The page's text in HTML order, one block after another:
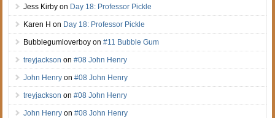
Jess Kirby on Day 18: Professor Pickle
Karen H on Day 18: Professor Pickle
Bubblegumloverboy on#11 Bubble Gum
treyjackson on#08 John Henry
John Henry on#08 John Henry
treyjackson on#08 John Henry
John Henry on#08 John Henry